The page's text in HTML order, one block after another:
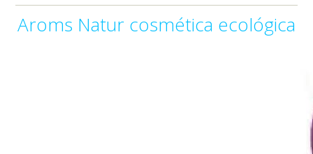
Aroms Natur cosmética ecológica